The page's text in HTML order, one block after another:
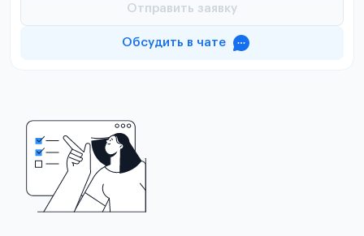
Отправить заявку
Обсудить в чате